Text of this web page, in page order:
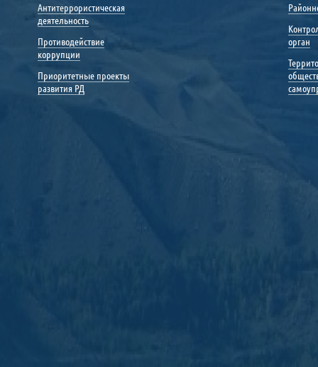
Антитеррористическая
деятельность
Противодействие
коррупции
Приоритетные проекты
развития РД
орган